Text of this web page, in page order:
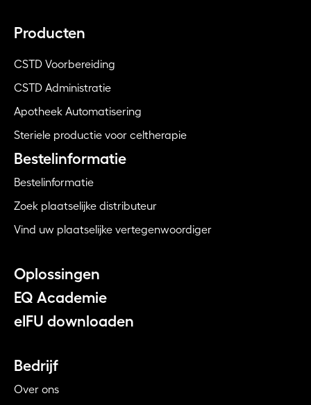
Producten
CSTD Voorbereiding
CSTD Administratie
Apotheek Automatisering
Steriele productie voor celtherapie
Bestelinformatie
Bestelinformatie
Zoek plaatselijke distributeur
Vind uw plaatselijke vertegenwoordiger
Oplossingen
EQ Academie
eIFU downloaden
Bedrijf
Over ons